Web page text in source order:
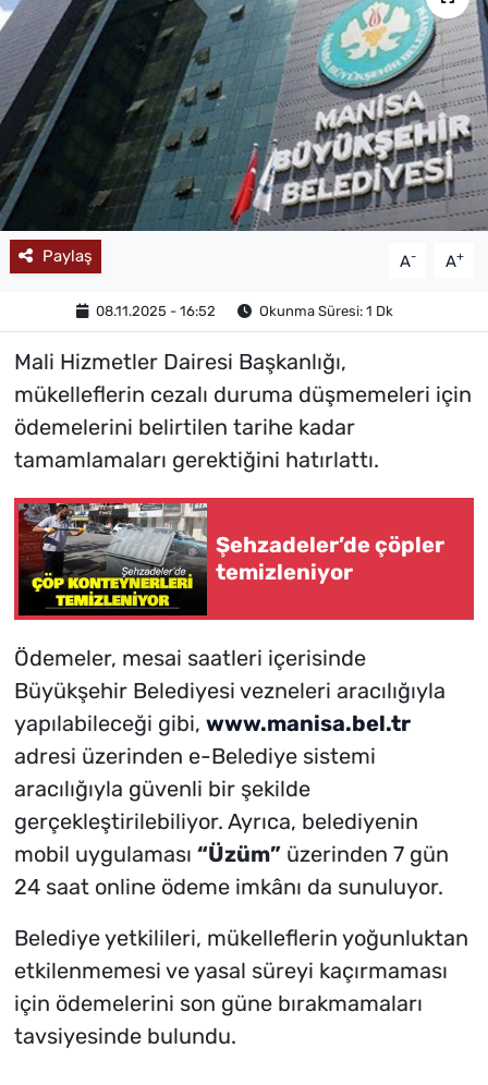
Paylaş A- A+
08.11.2025 - 16:52 Okunma Süresi: 1 Dk
Mali Hizmetler Dairesi Başkanlığı,
mükelleflerin cezalı duruma düşmemeleri için
ödemelerini belirtilen tarihe kadar
tamamlamaları gerektiğini hatırlattı.
Şehzadeler’de çöpler
temizleniyor
Ödemeler, mesai saatleri içerisinde
Büyükşehir Belediyesi vezneleri aracılığıyla
yapılabileceği gibi, www.manisa.bel.tr
adresi üzerinden e-Belediye sistemi
aracılığıyla güvenli bir şekilde
gerçekleştirilebiliyor. Ayrıca, belediyenin
mobil uygulaması “Üzüm”üzerinden 7 gün
24 saat online ödeme imkânı da sunuluyor.
Belediye yetkilileri, mükelleflerin yoğunluktan
etkilenmemesi ve yasal süreyi kaçırmaması
için ödemelerini son güne bırakmamaları
tavsiyesinde bulundu.
MAGAZİN